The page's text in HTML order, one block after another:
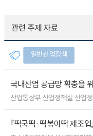
관련 주제 자료
일반산업정책
국내산업 공급망 확충을
산업통상부 산업정책실 산업
『떡국떡·떡볶이떡 제조업